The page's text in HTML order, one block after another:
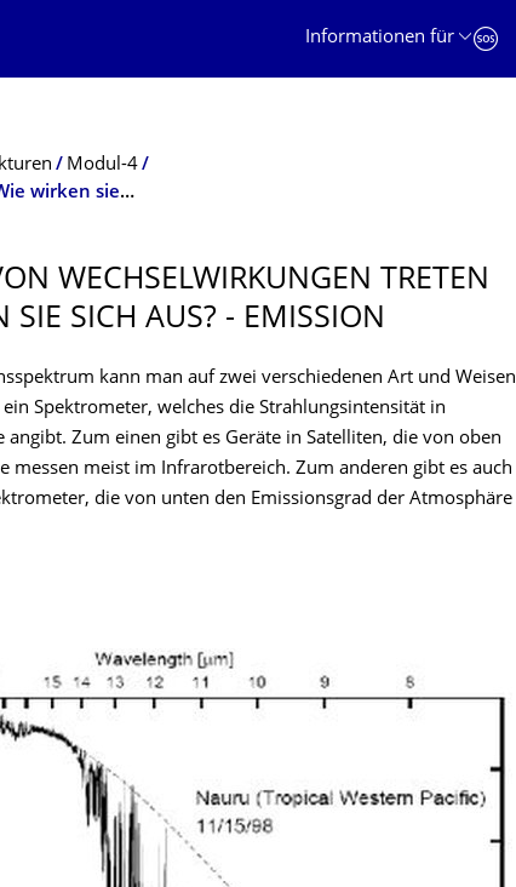
Informationen für
Modul-4
Welche Arten von Wechselwirkungen treten auf? Wie wirken sie sich aus? - Emission
WECHSELWIRKUN­GEN TRETEN
SIE SICH AUS? - EMISSION
kann man auf zwei verschiedenen Art und Weisen
Spektrometer, welches die Strahlungsintensität in
angibt. Zum einen gibt es Geräte in Satelliten, die von oben
messen meist im Infrarotbereich. Zum anderen gibt es auch
die von unten den Emissionsgrad der Atmosphäre